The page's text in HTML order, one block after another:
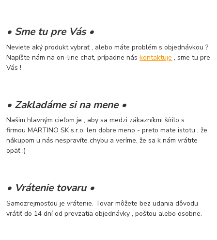
• Sme tu pre Vás •
Neviete aký produkt vybrať , alebo máte problém s objednávkou ?
Napíšte nám na on-line chat, prípadne náskontaktuje , sme tu pre
Vás !
• Zakladáme si na mene •
Našim hlavným cieľom je , aby sa medzi zákazníkmi šírilo s
firmou MARTINO SK s.r.o. len dobre meno - preto mate istotu , že
nákupom u nás nespravíte chybu a veríme, že sa k nám vrátite
opäť :)
• Vrátenie tovaru •
Samozrejmosťou je vrátenie. Tovar môžete bez udania dôvodu
vrátiť do 14 dní od prevzatia objednávky , poštou alebo osobne.